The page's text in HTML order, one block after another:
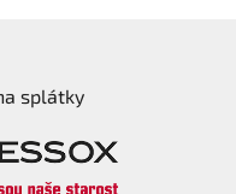
splátky